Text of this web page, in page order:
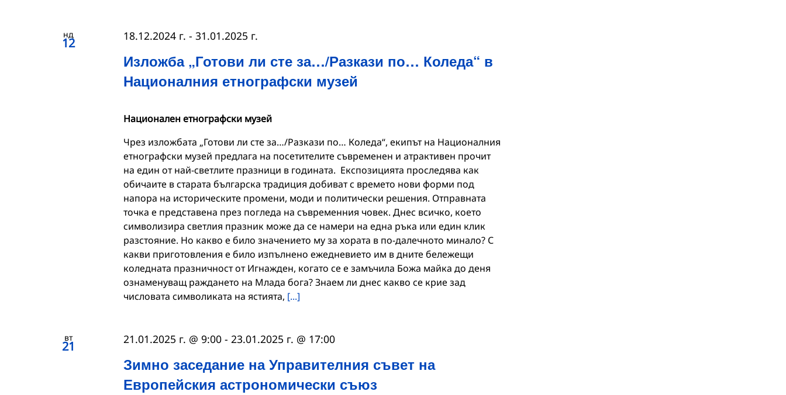
нд
12
Изложба „Готови ли сте за…/Разкази по… Коледа“ в
Националния етнографски музей
18.12.2024 г. - 31.01.2025 г.
Национален етнографски музей
Чрез изложбата „Готови ли сте за…/Разкази по… Коледа“, екипът на Националния
етнографски музей предлага на посетителите съвременен и атрактивен прочит
на един от най-светлите празници в годината. Експозицията проследява как
обичаите в старата българска традиция добиват с времето нови форми под
напора на историческите промени, моди и политически решения. Отправната
точка е представена през погледа на съвременния човек. Днес всичко, което
символизира светлия празник може да се намери на една ръка или един клик
разстояние. Но какво е било значението му за хората в по-далечното минало? С
какви приготовления е било изпълнено ежедневието им в дните бележещи
коледната празничност от Игнажден, когато се е замъчила Божа майка до деня
ознаменуващ раждането на Млада бога? Знаем ли днес какво се крие зад
числовата символиката на ястията, [...]
вт
21
Зимно заседание на Управителния съвет на
Европейския астрономически съюз
21.01.2025 г. @ 9:00- 23.01.2025 г. @ 17:00